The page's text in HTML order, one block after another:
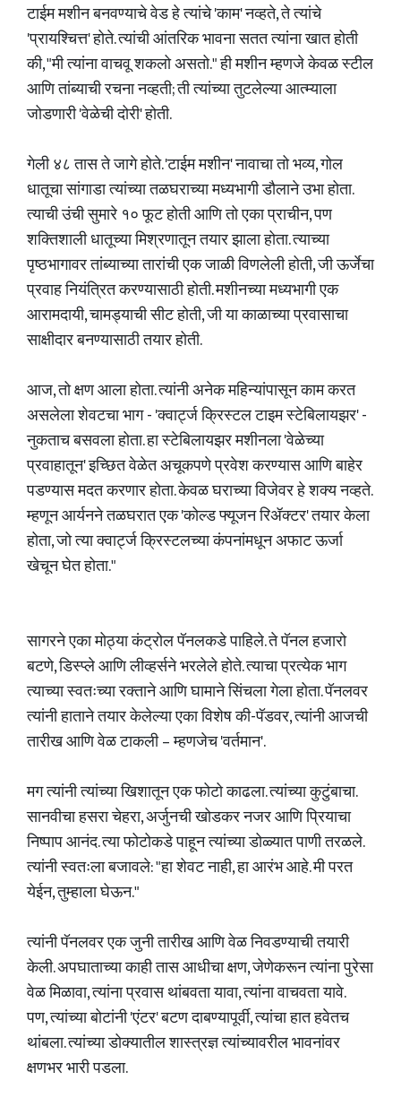
टाईम मशीन बनवण्याचे वेड हे त्यांचे 'काम' नव्हते, ते त्यांचे
'प्रायश्चित्त' होते. त्यांची आंतरिक भावना सतत त्यांना खात होती
की, "मी त्यांना वाचवू शकलो असतो." ही मशीन म्हणजे केवळ स्टील
आणि तांब्याची रचना नव्हती; ती त्यांच्या तुटलेल्या आत्म्याला
जोडणारी 'वेळेची दोरी' होती.
गेली ४८ तास ते जागे होते. 'टाईम मशीन' नावाचा तो भव्य, गोल
धातूचा सांगाडा त्यांच्या तळघराच्या मध्यभागी डौलाने उभा होता.
त्याची उंची सुमारे १० फूट होती आणि तो एका प्राचीन, पण
शक्तिशाली धातूच्या मिश्रणातून तयार झाला होता. त्याच्या
पृष्ठभागावर तांब्याच्या तारांची एक जाळी विणलेली होती, जी ऊर्जेचा
प्रवाह नियंत्रित करण्यासाठी होती. मशीनच्या मध्यभागी एक
आरामदायी, चामड्याची सीट होती, जी या काळाच्या प्रवासाचा
साक्षीदार बनण्यासाठी तयार होती.
आज, तो क्षण आला होता. त्यांनी अनेक महिन्यांपासून काम करत
असलेला शेवटचा भाग - 'क्वार्ट्ज क्रिस्टल टाइम स्टेबिलायझर' -
नुकताच बसवला होता. हा स्टेबिलायझर मशीनला 'वेळेच्या
प्रवाहातून' इच्छित वेळेत अचूकपणे प्रवेश करण्यास आणि बाहेर
पडण्यास मदत करणार होता. केवळ घराच्या विजेवर हे शक्य नव्हते.
म्हणून आर्यनने तळघरात एक 'कोल्ड फ्यूजन रिॲक्टर' तयार केला
होता, जो त्या क्वार्ट्ज क्रिस्टलच्या कंपनांमधून अफाट ऊर्जा
खेचून घेत होता."
सागरने एका मोठ्या कंट्रोल पॅनलकडे पाहिले. ते पॅनल हजारो
बटणे, डिस्प्ले आणि लीव्हर्सने भरलेले होते. त्याचा प्रत्येक भाग
त्याच्या स्वतःच्या रक्ताने आणि घामाने सिंचला गेला होता. पॅनलवर
त्यांनी हाताने तयार केलेल्या एका विशेष की-पॅडवर, त्यांनी आजची
तारीख आणि वेळ टाकली – म्हणजेच 'वर्तमान'.
मग त्यांनी त्यांच्या खिशातून एक फोटो काढला. त्यांच्या कुटुंबाचा.
सानवीचा हसरा चेहरा, अर्जुनची खोडकर नजर आणि प्रियाचा
निष्पाप आनंद. त्या फोटोकडे पाहून त्यांच्या डोळ्यात पाणी तरळले.
त्यांनी स्वतःला बजावले: "हा शेवट नाही, हा आरंभ आहे. मी परत
येईन, तुम्हाला घेऊन."
त्यांनी पॅनलवर एक जुनी तारीख आणि वेळ निवडण्याची तयारी
केली. अपघाताच्या काही तास आधीचा क्षण, जेणेकरून त्यांना पुरेसा
वेळ मिळावा, त्यांना प्रवास थांबवता यावा, त्यांना वाचवता यावे.
पण, त्यांच्या बोटांनी 'एंटर' बटण दाबण्यापूर्वी, त्यांचा हात हवेतच
थांबला. त्यांच्या डोक्यातील शास्त्रज्ञ त्यांच्यावरील भावनांवर
क्षणभर भारी पडला.